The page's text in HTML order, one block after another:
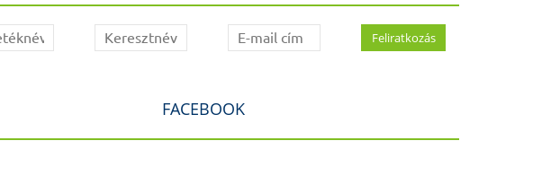
FACEBOOK